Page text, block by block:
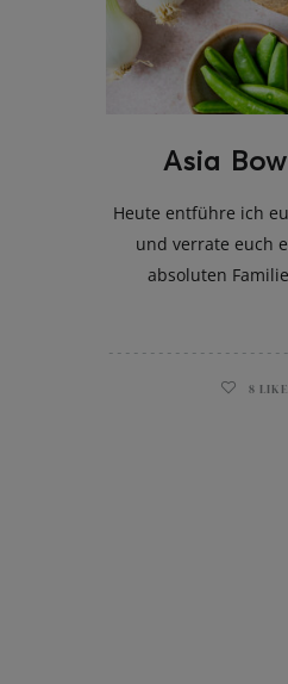
Asia
Heute entführe ich
und verrate euch
absoluten
8